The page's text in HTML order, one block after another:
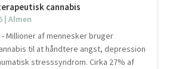
cannabis
| Almen
- Millioner af mennesker bruger
til at håndtere angst, depression
stresssyndrom. Cirka 27% af